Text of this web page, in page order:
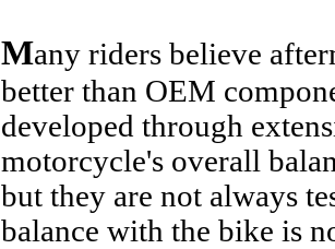
Many riders believe
better than OEM
developed through
motorcycle's overall
but they are not always
balance with the bike is